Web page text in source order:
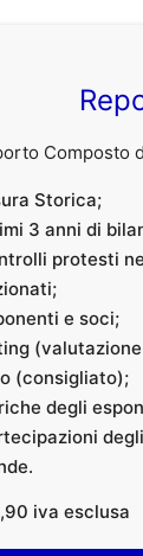
Composto
Storica;
3 anni di
protesti
e soci;
(consigliato);
degli
iva esclusa